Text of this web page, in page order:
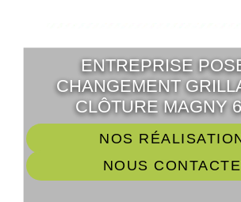
ENTREPRISE
CHANGEMENT
CLÔTURE MAGNY
NOS
NOUS